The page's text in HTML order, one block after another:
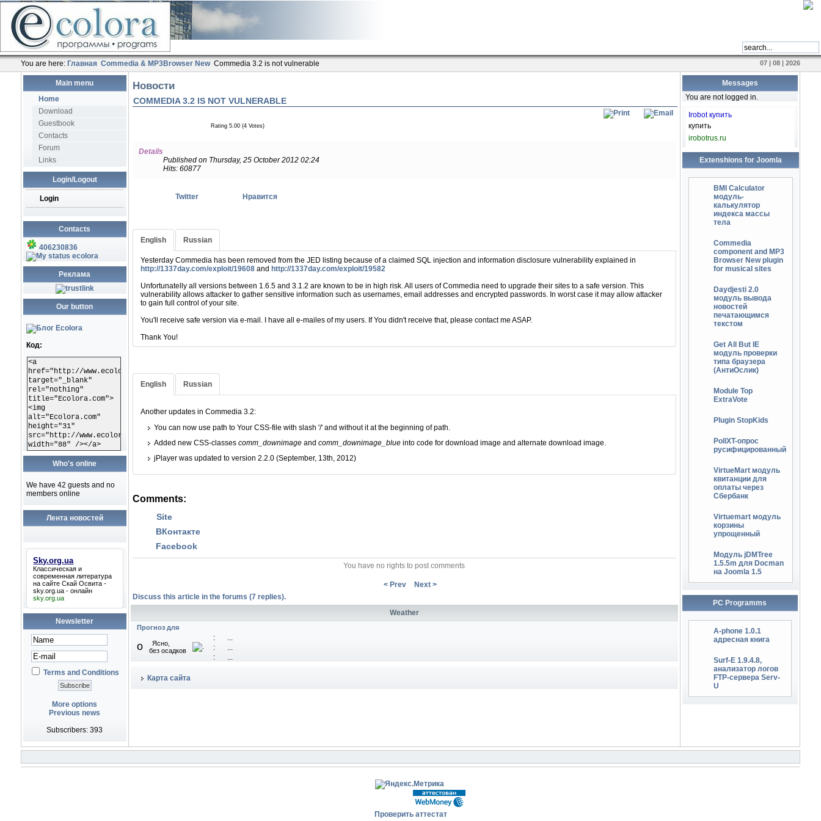
You are here: Главная Commedia & MP3Browser New Commedia 3.2 is not vulnerable 07 | 08 | 2026
Main menu
Home
Download
Guestbook
Contacts
Forum
Links
Login/Logout
Login
Contacts
406230836
ecolora
Реклама
Our button
Код:
<a
href="http://www.ecolora.com"
target="_blank"
rel="nothing"
title="Ecolora.com">
<img
alt="Ecolora.com"
height="31"
src="http://www.ecolora.com/images/ecoloracom.gif"
width="88" /></a>
Who's online
We have 42 guests and no
members online
Лента новостей
Sky.org.ua
Классическая и
современная литература
на сайте Скай Освита -
sky.org.ua - онлайн
sky.org.ua
Newsletter
Terms and Conditions
More options
Previous news
Subscribers: 393
Новости
COMMEDIA 3.2 IS NOT VULNERABLE
Rating 5.00 (4 Votes)
Details
Published on Thursday, 25 October 2012 02:24
Hits: 60877
Twitter Нравится
English Russian
Yesterday Commedia has been removed from the JED listing because of a claimed SQL injection and information disclosure vulnerability explained in
http://1337day.com/exploit/19608and http://1337day.com/exploit/19582
Unfortunatelly all versions between 1.6.5 and 3.1.2 are known to be in high risk. All users of Commedia need to upgrade their sites to a safe version. This
vulnerability allows attacker to gather sensitive information such as usernames, email addresses and encrypted passwords. In worst case it may allow attacker
to gain full control of your site.
You'll receive safe version via e-mail. I have all e-mailes of my users. If You didn't receive that, please contact me ASAP.
Thank You!
Вчера Commedia был удален из списка расширений JED по причине найденной в нем уязвимости типа SQL injection, подробности о которой
раскрыты по адресамhttp://1337day.com/exploit/19608andhttp://1337day.com/exploit/19582
Если у Вас в настройках плагина установлено: "Прямой путь" в состояние "выкл.", то Ваш сайт подвержен этой уязвимости.
К сожалению все версии начиная от 1.6.5 и до 3.1.2 подвержены риску. Всем пользователям Commedia настоятельно рекомендуется обновиться до
безопасной версии. Уязвимость позволяет злоумышленнику собрать информацию об именах пользователей Вашего сайта, их адресах электронной
почты и паролях в зашифрованном виде. Это, теоретически, может позволить злоумышленнику получить полный контроль над Вашим сайтом.
English Russian
Another updates in Commedia 3.2:
You can now use path to Your CSS-file with slash '/' and without it at the beginning of path.
Added new CSS-classes comm_downimageand comm_downimage_blueinto code for download image and alternate download image.
jPlayer was updated to version 2.2.0 (September, 13th, 2012)
Для расширения возможностей использования тем в Commedia добавлены классы к картинке для скачивания: comm_downimage и
comm_downimage_blue для четной и нечетной строки соответственно.
jPlayer обновлен до версии 2.2.0 от 13 сентября 2012 г.
Comments:
Site
ВКонтакте
Facebook
You have no rights to post comments
< Prev
Next >
Discuss this article in the forums (7 replies).
Weather
Прогноз для
o
Ясно,
без осадков
:
...
:
...
:
...
Карта сайта
Messages
You are not logged in.
Irobot купить
купить
irobotrus.ru
Extenshions for Joomla
BMI Calculator
модуль-
калькулятор
индекса массы
тела
Commedia
component and MP3
Browser New plugin
for musical sites
Daydjesti 2.0
модуль вывода
новостей
печатающимся
текстом
Get All But IE
модуль проверки
типа браузера
(АнтиОслик)
Module Top
ExtraVote
Plugin StopKids
PollXT-опрос
русифицированный
VirtueMart модуль
квитанции для
оплаты через
Сбербанк
Virtuemart модуль
корзины
упрощенный
Модуль jDMTree
1.5.5m для Docman
на Joomla 1.5
PC Programms
A-phone 1.0.1
адресная книга
Surf-E 1.9.4.8,
анализатор логов
FTP-сервера Serv-
U
Проверить аттестат